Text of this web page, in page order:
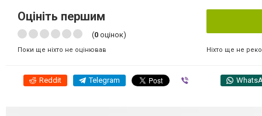
Оцініть першим
(0 оцінок)
Поки ще ніхто не оцінював Ніхто ще не
Reddit Telegram